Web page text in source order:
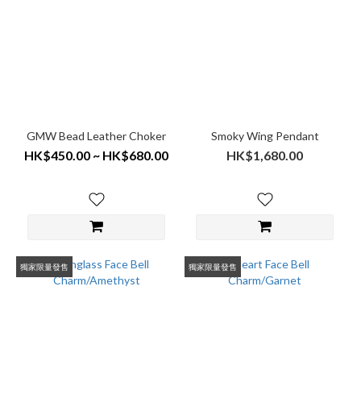
GMW Bead Leather Choker
HK$450.00 ~ HK$680.00
Smoky Wing Pendant
HK$1,680.00
獨家限量發售 獨家限量發售